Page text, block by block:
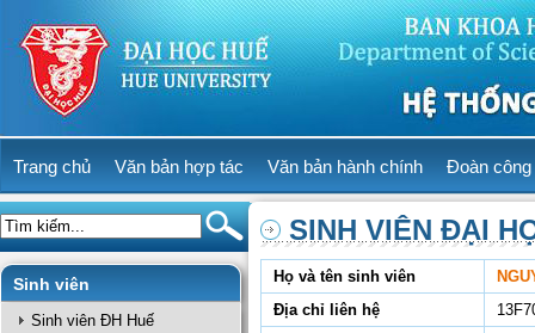
Trang chủ Văn bản hợp tác Văn bản hành chính Đoàn công
Sinh viên
Sinh viên ĐH Huế
SINH VIÊN ĐẠI
Họ và tên sinh viên
Địa chỉ liên hệ